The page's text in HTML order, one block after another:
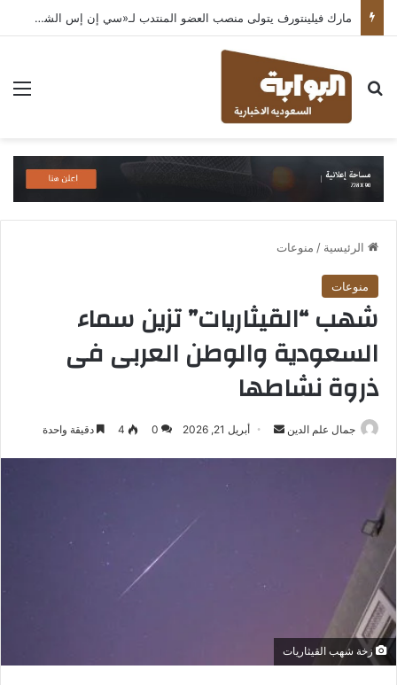
مارك فيلينتورف يتولى منصب العضو المنتدب لـ«سي إن إس الشرق الأوسط» ويشرف على شركات قطاع التكنولوجيا ضمن مجموعة غباش
بحث عن
الرئيسية / منوعات
منوعات
شهب “القيثاريات” تزين سماء
السعودية والوطن العربى فى
ذروة نشاطها
جمال علم الدين
أرسل أبريل 21, 2026 0
4 دقيقة واحدة
زخة شهب القيثاريات